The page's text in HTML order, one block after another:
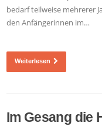
bedarf teilweise mehrerer
den Anfängerinnen im…
Weiterlesen
Im Gesang die